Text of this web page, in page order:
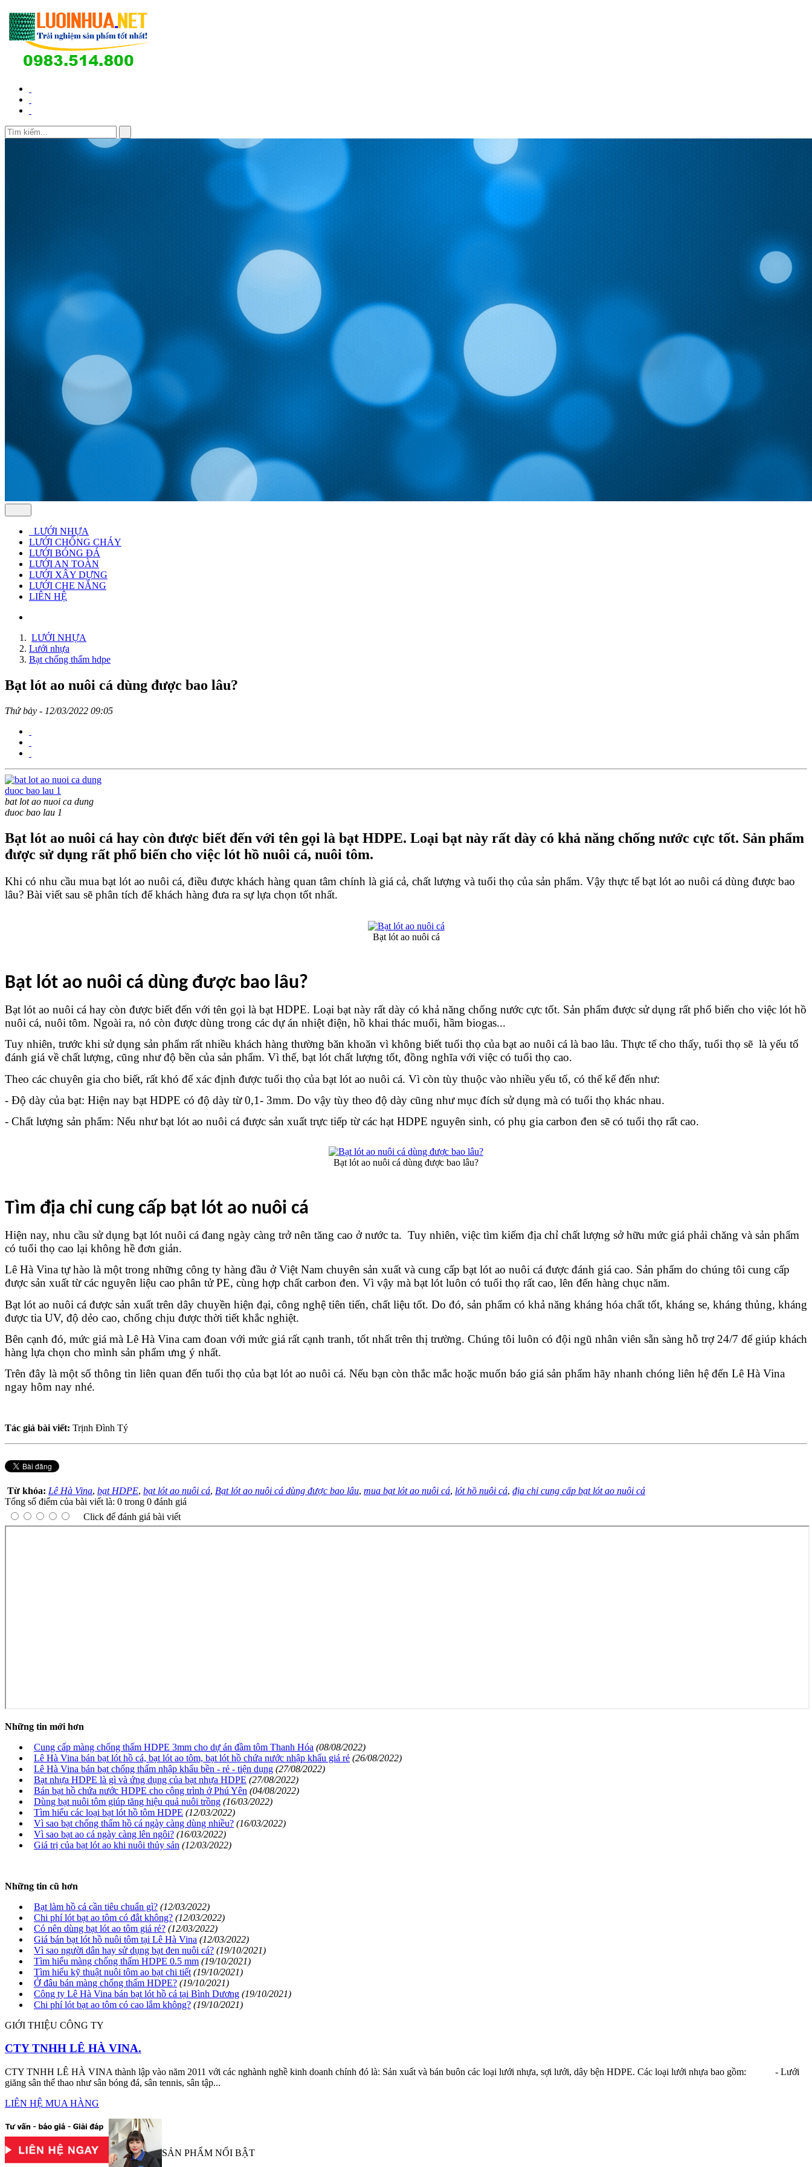
LƯỚI NHỰA
LƯỚI CHỐNG CHÁY
LƯỚI BÓNG ĐÁ
LƯỚI AN TOÀN
LƯỚI XÂY DỰNG
LƯỚI CHE NẮNG
LIÊN HỆ
LƯỚI NHỰA
Lưới nhựa
Bạt chống thấm hdpe
Bạt lót ao nuôi cá dùng được bao lâu?
Thứ bảy - 12/03/2022 09:05
bat lot ao nuoi ca dung
duoc bao lau 1
Bạt lót ao nuôi cá hay còn được biết đến với tên gọi là bạt HDPE. Loại bạt này rất dày có khả năng chống nước cực tốt. Sản phẩm
được sử dụng rất phổ biến cho việc lót hồ nuôi cá, nuôi tôm.
Khi có nhu cầu mua bạt lót ao nuôi cá, điều được khách hàng quan tâm chính là giá cả, chất lượng và tuổi thọ của sản phẩm. Vậy thực tế bạt lót ao nuôi cá dùng được bao
lâu? Bài viết sau sẽ phân tích để khách hàng đưa ra sự lựa chọn tốt nhất.
Bạt lót ao nuôi cá
Bạt lót ao nuôi cá dùng được bao lâu?
Bạt lót ao nuôi cá hay còn được biết đến với tên gọi là bạt HDPE. Loại bạt này rất dày có khả năng chống nước cực tốt. Sản phẩm được sử dụng rất phổ biến cho việc lót hồ
nuôi cá, nuôi tôm. Ngoài ra, nó còn được dùng trong các dự án nhiệt điện, hồ khai thác muối, hầm biogas...
Tuy nhiên, trước khi sử dụng sản phẩm rất nhiều khách hàng thường băn khoăn vì không biết tuổi thọ của bạt ao nuôi cá là bao lâu. Thực tế cho thấy, tuổi thọ sẽ  là yếu tố
đánh giá về chất lượng, cũng như độ bền của sản phẩm. Vì thế, bạt lót chất lượng tốt, đồng nghĩa với việc có tuổi thọ cao.
Theo các chuyên gia cho biết, rất khó để xác định được tuổi thọ của bạt lót ao nuôi cá. Vì còn tùy thuộc vào nhiều yếu tố, có thể kể đến như:
- Độ dày của bạt: Hiện nay bạt HDPE có độ dày từ 0,1- 3mm. Do vậy tùy theo độ dày cũng như mục đích sử dụng mà có tuổi thọ khác nhau.
- Chất lượng sản phẩm: Nếu như bạt lót ao nuôi cá được sản xuất trực tiếp từ các hạt HDPE nguyên sinh, có phụ gia carbon đen sẽ có tuổi thọ rất cao.
Bạt lót ao nuôi cá dùng được bao lâu?
Tìm địa chỉ cung cấp bạt lót ao nuôi cá
Hiện nay, nhu cầu sử dụng bạt lót nuôi cá đang ngày càng trở nên tăng cao ở nước ta.  Tuy nhiên, việc tìm kiếm địa chỉ chất lượng sở hữu mức giá phải chăng và sản phẩm
có tuổi thọ cao lại không hề đơn giản.
Lê Hà Vina tự hào là một trong những công ty hàng đầu ở Việt Nam chuyên sản xuất và cung cấp bạt lót ao nuôi cá được đánh giá cao. Sản phẩm do chúng tôi cung cấp
được sản xuất từ các nguyên liệu cao phân tử PE, cùng hợp chất carbon đen. Vì vậy mà bạt lót luôn có tuổi thọ rất cao, lên đến hàng chục năm.
Bạt lót ao nuôi cá được sản xuất trên dây chuyền hiện đại, công nghệ tiên tiến, chất liệu tốt. Do đó, sản phẩm có khả năng kháng hóa chất tốt, kháng se, kháng thủng, kháng
được tia UV, độ dẻo cao, chống chịu được thời tiết khắc nghiệt.
Bên cạnh đó, mức giá mà Lê Hà Vina cam đoan với mức giá rất cạnh tranh, tốt nhất trên thị trường. Chúng tôi luôn có đội ngũ nhân viên sẵn sàng hỗ trợ 24/7 để giúp khách
hàng lựa chọn cho mình sản phẩm ưng ý nhất.
Trên đây là một số thông tin liên quan đến tuổi thọ của bạt lót ao nuôi cá. Nếu bạn còn thắc mắc hoặc muốn báo giá sản phẩm hãy nhanh chóng liên hệ đến Lê Hà Vina
ngay hôm nay nhé.
Tác giả bài viết: Trịnh Đình Tý
Từ khóa: Lê Hà Vina, bạt HDPE, bạt lót ao nuôi cá, Bạt lót ao nuôi cá dùng được bao lâu, mua bạt lót ao nuôi cá, lót hồ nuôi cá, địa chỉ cung cấp bạt lót ao nuôi cá
Tổng số điểm của bài viết là: 0 trong 0 đánh giá
Click để đánh giá bài viết
Những tin mới hơn
Cung cấp màng chống thấm HDPE 3mm cho dự án đầm tôm Thanh Hóa (08/08/2022)
Lê Hà Vina bán bạt lót hồ cá, bạt lót ao tôm, bạt lót hồ chứa nước nhập khẩu giá rẻ (26/08/2022)
Lê Hà Vina bán bạt chống thấm nhập khẩu bền - rẻ - tiện dụng (27/08/2022)
Bạt nhựa HDPE là gì và ứng dụng của bạt nhựa HDPE (27/08/2022)
Bán bạt hồ chứa nước HDPE cho công trình ở Phú Yên (04/08/2022)
Dùng bạt nuôi tôm giúp tăng hiệu quả nuôi trồng (16/03/2022)
Tìm hiểu các loại bạt lót hồ tôm HDPE (12/03/2022)
Vì sao bạt chống thấm hồ cá ngày càng dùng nhiều? (16/03/2022)
Vì sao bạt ao cá ngày càng lên ngôi? (16/03/2022)
Giá trị của bạt lót ao khi nuôi thủy sản (12/03/2022)
Những tin cũ hơn
Bạt làm hồ cá cần tiêu chuẩn gì? (12/03/2022)
Chi phí lót bạt ao tôm có đắt không? (12/03/2022)
Có nên dùng bạt lót ao tôm giá rẻ? (12/03/2022)
Giá bán bạt lót hồ nuôi tôm tại Lê Hà Vina (12/03/2022)
Vì sao người dân hay sử dụng bạt đen nuôi cá? (19/10/2021)
Tìm hiểu màng chống thấm HDPE 0.5 mm (19/10/2021)
Tìm hiểu kỹ thuật nuôi tôm ao bạt chi tiết (19/10/2021)
Ở đâu bán màng chống thấm HDPE? (19/10/2021)
Công ty Lê Hà Vina bán bạt lót hồ cá tại Bình Dương (19/10/2021)
Chi phí lót bạt ao tôm có cao lắm không? (19/10/2021)
GIỚI THIỆU CÔNG TY
CTY TNHH LÊ HÀ VINA.
CTY TNHH LÊ HÀ VINA thành lập vào năm 2011 với các nghành nghề kinh doanh chính đó là: Sản xuất và bán buôn các loại lưới nhựa, sợi lưới, dây bện HDPE. Các loại lưới nhựa bao gồm: - Lưới
giăng sân thể thao như sân bóng đá, sân tennis, sân tập...
LIÊN HỆ MUA HÀNG
SẢN PHẨM NỔI BẬT